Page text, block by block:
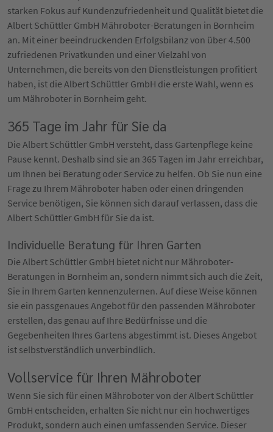
starken Fokus auf Kundenzufriedenheit und Qualität bietet die
Albert Schüttler GmbH Mähroboter-Beratungen in Bornheim
an. Mit einer beeindruckenden Erfolgsbilanz von über 4.500
zufriedenen Privatkunden und einer Vielzahl von
Unternehmen, die bereits von den Dienstleistungen profitiert
haben, ist die Albert Schüttler GmbH die erste Wahl, wenn es
um Mähroboter in Bornheim geht.
365 Tage im Jahr für Sie da
Die Albert Schüttler GmbH versteht, dass Gartenpflege keine
Pause kennt. Deshalb sind sie an 365 Tagen im Jahr erreichbar,
um Ihnen bei Beratung oder Service zu helfen. Ob Sie nun eine
Frage zu Ihrem Mähroboter haben oder einen dringenden
Service benötigen, Sie können sich darauf verlassen, dass die
Albert Schüttler GmbH für Sie da ist.
Individuelle Beratung für Ihren Garten
Die Albert Schüttler GmbH bietet nicht nur Mähroboter-
Beratungen in Bornheim an, sondern nimmt sich auch die Zeit,
Sie in Ihrem Garten kennenzulernen. Auf diese Weise können
sie ein passgenaues Angebot für den passenden Mähroboter
erstellen, das genau auf Ihre Bedürfnisse und die
Gegebenheiten Ihres Gartens abgestimmt ist. Dieses Angebot
ist selbstverständlich unverbindlich.
Vollservice für Ihren Mähroboter
Wenn Sie sich für einen Mähroboter von der Albert Schüttler
GmbH entscheiden, erhalten Sie nicht nur ein hochwertiges
Produkt, sondern auch einen umfassenden Service. Dieser